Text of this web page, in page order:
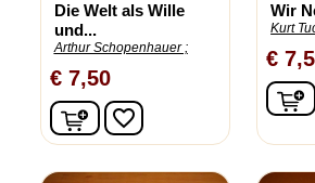
Die Welt als Wille
und...
Arthur Schopenhauer ;
€ 7,50
In winkelwagen
favorite_border
Wir
Kurt
€